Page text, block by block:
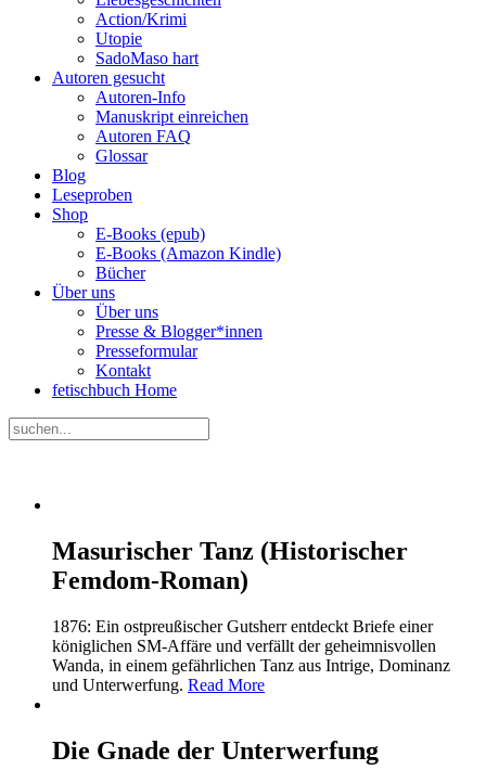
Action/Krimi
Utopie
SadoMaso hart
Autoren gesucht
Autoren-Info
Manuskript einreichen
Autoren FAQ
Glossar
Blog
Leseproben
Shop
E-Books (epub)
E-Books (Amazon Kindle)
Bücher
Über uns
Über uns
Presse & Blogger*innen
Presseformular
Kontakt
fetischbuch Home
Masurischer Tanz (Historischer
Femdom-Roman)
1876: Ein ostpreußischer Gutsherr entdeckt Briefe einer
königlichen SM-Affäre und verfällt der geheimnisvollen
Wanda, in einem gefährlichen Tanz aus Intrige, Dominanz
und Unterwerfung. Read More
Die Gnade der Unterwerfung